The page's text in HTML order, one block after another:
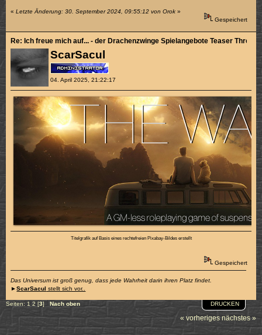
«Letzte Änderung: 30. September 2024, 09:55:12 von Orok »
Gespeichert
ScarSacul
04. April 2025, 21:22:17
Re: Ich freue mich auf... - der Drachenzwinge Spielangebote Teaser Thread
Titelgrafik auf Basis eines rechtefreien Pixabay-Bildes erstellt
Gespeichert
Das Universum ist groß genug, dass jede Wahrheit darin ihren Platz findet.
►ScarSacul stellt sich vor..
DRUCKEN
Seiten: 1 2 [3] Nach oben
« vorheriges nächstes »